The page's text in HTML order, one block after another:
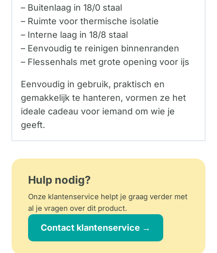
– Buitenlaag in 18/0 staal
– Ruimte voor thermische isolatie
– Interne laag in 18/8 staal
– Eenvoudig te reinigen binnenranden
– Flessenhals met grote opening voor ijs
Eenvoudig in gebruik, praktisch en
gemakkelijk te hanteren, vormen ze het
ideale cadeau voor iemand om wie je
geeft.
Hulp nodig?
Onze klantenservice helpt je graag verder met
al je vragen over dit product.
Contact klantenservice →